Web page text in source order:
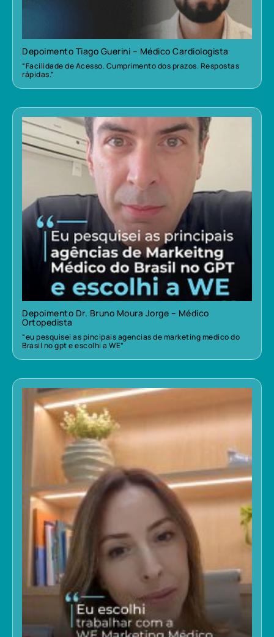
Depoimento Tiago Guerini – Médico Cardiologista
“Facilidade de Acesso. Cumprimento dos prazos. Respostas
rápidas.”
Depoimento Dr. Bruno Moura Jorge – Médico
Ortopedista
“eu pesquisei as pincipais agencias de marketing medico do
Brasil no gpt e escolhi a WE”